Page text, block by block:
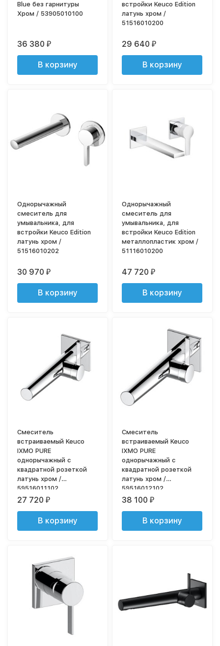
Blue без гарнитуры
Хром / 53905010100
36 380₽
В корзину
встройки Keuco Edition
латунь хром /
51516010200
29 640₽
В корзину
Однорычажный
смеситель для
умывальника, для
встройки Keuco Edition
латунь хром /
51516010202
30 970₽
В корзину
Однорычажный
смеситель для
умывальника, для
встройки Keuco Edition
металлопластик хром /
51116010200
47 720₽
В корзину
Смеситель
встраиваемый Keuco
IXMO PURE
однорычажный с
квадратной розеткой
латунь хром /
59516011102
27 720₽
В корзину
Смеситель
встраиваемый Keuco
IXMO PURE
однорычажный с
квадратной розеткой
латунь хром /
59516012102
38 100₽
В корзину